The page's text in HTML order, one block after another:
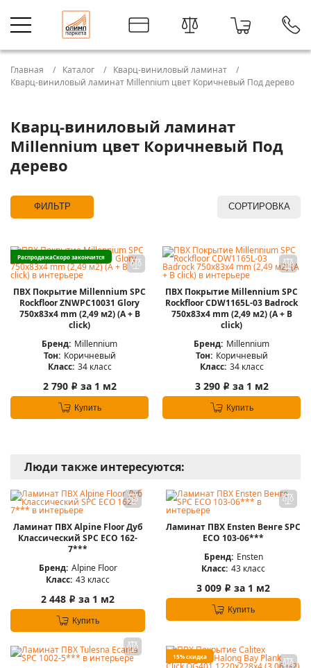
Главная Каталог
Кварц-виниловый ламинат
Кварц-виниловый ламинат Millennium цвет Коричневый Под дерево
Кварц-виниловый ламинат
Millennium цвет Коричневый Под
дерево
ФИЛЬТР СОРТИРОВКА
РаспродажаСкоро закончится
ПВХ Покрытие Millennium SPC
Rockfloor ZNWPC10031 Glory
750х83х4 mm (2,49 м2) (А + B
click)
Бренд: Millennium
Тон: Коричневый
Класс: 34 класс
2 790 i за 1 м2
Купить
ПВХ Покрытие Millennium SPC
Rockfloor CDW1165L-03 Badrock
750х83х4 mm (2,49 м2) (А + B
click)
Бренд: Millennium
Тон: Коричневый
Класс: 34 класс
3 290 i за 1 м2
Купить
Люди также интересуются:
Ламинат ПВХ Alpine Floor Дуб
Классический SPC ЕСО 162-
7***
Бренд: Alpine Floor
Класс: 43 класс
2 448 i за 1 м2
Купить
Ламинат ПВХ Ensten Венге SPC
ECO 103-06***
Бренд: Ensten
Класс: 43 класс
3 009 i за 1 м2
Купить
15% скидка